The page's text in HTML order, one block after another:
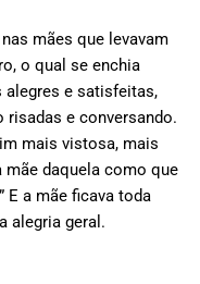
mães que levavam
o qual se enchia
alegres e satisfeitas,
risadas e conversando.
mais vistosa, mais
mãe daquela como que
E a mãe ficava toda
alegria geral.